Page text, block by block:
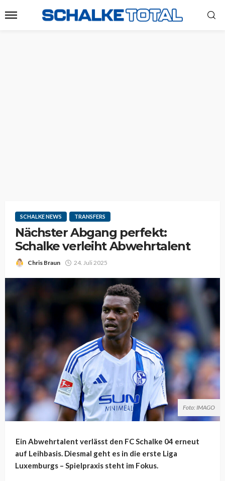
SCHALKE NEWS TRANSFERS
Nächster Abgang perfekt:
Schalke verleiht Abwehrtalent
Chris Braun 24. Juli 2025
Foto: IMAGO
Ein Abwehrtalent verlässt den FC Schalke 04 erneut
auf Leihbasis. Diesmal geht es in die erste Liga
Luxemburgs – Spielpraxis steht im Fokus.